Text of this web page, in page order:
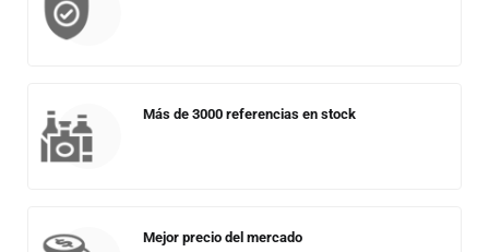
Más de 3000 referencias en stock
Mejor precio del mercado